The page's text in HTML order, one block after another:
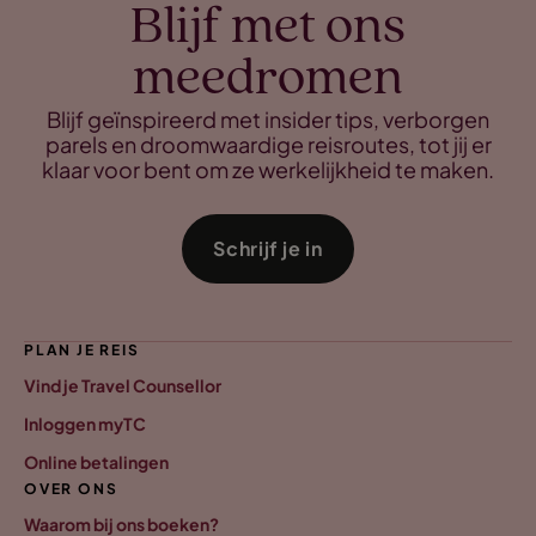
Blijf met ons
meedromen
Blijf geïnspireerd met insider tips, verborgen
parels en droomwaardige reisroutes, tot jij er
klaar voor bent om ze werkelijkheid te maken.
Schrijf je in
PLAN JE REIS
Vind je Travel Counsellor
Inloggen myTC
Online betalingen
OVER ONS
Waarom bij ons boeken?